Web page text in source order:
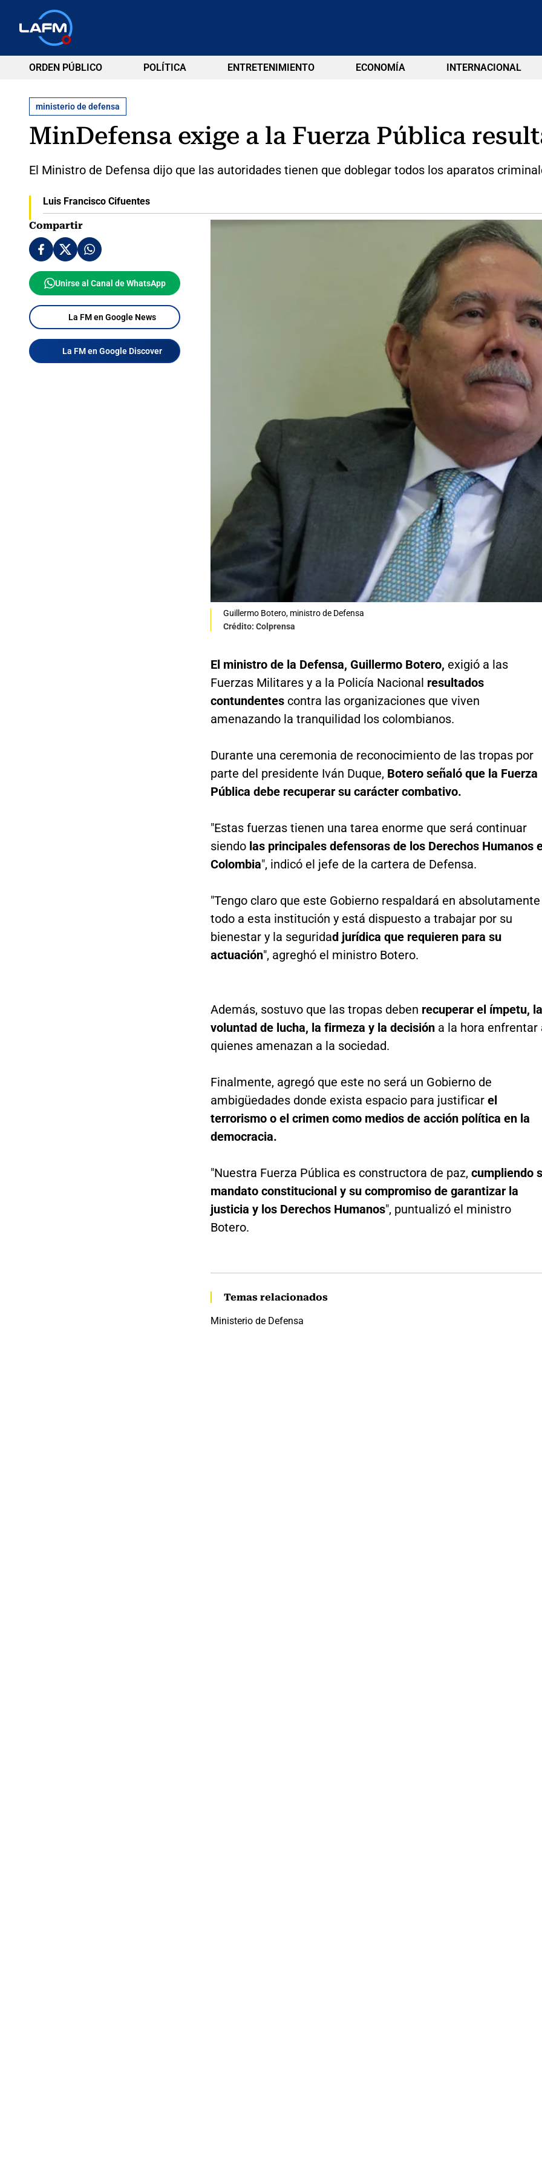
ORDEN PÚBLICO POLÍTICA ENTRETENIMIENTO ECONOMÍA INTERNACIONAL
ministerio de defensa
MinDefensa exige a la Fuerza Pública
El Ministro de Defensa dijo que las autoridades tienen que doblegar todos los aparatos
Luis Francisco Cifuentes
Compartir
Unirse al Canal de WhatsApp
La FM en Google News
La FM en Google Discover
Guillermo Botero, ministro de Defensa
Crédito: Colprensa
El ministro de la Defensa, Guillermo Botero, exigió a las
Fuerzas Militares y a la Policía Nacional resultados
contundentes contra las organizaciones que viven
amenazando la tranquilidad los colombianos.
Durante una ceremonia de reconocimiento de las tropas por
parte del presidente Iván Duque, Botero señaló que la Fuerza
Pública debe recuperar su carácter combativo.
"Estas fuerzas tienen una tarea enorme que será continuar
siendolas principales defensoras de los Derechos Humanos
Colombia", indicó el jefe de la cartera de Defensa.
"Tengo claro que este Gobierno respaldará en absolutamente
todo a esta institución y está dispuesto a trabajar por su
bienestar y la seguridad jurídica que requieren para su
actuación", agreghó el ministro Botero.
Además, sostuvo que las tropas deben recuperar el ímpetu, la
voluntad de lucha, la firmeza y la decisión a la hora enfrentar
quienes amenazan a la sociedad.
Finalmente, agregó que este no será un Gobierno de
ambigüedades donde exista espacio para justificarel
terrorismo o el crimen como medios de acción política en la
democracia.
"Nuestra Fuerza Pública es constructora de paz, cumpliendo
mandato constitucional y su compromiso de garantizar la
justicia y los Derechos Humanos", puntualizó el ministro
Botero.
Temas relacionados
Ministerio de Defensa